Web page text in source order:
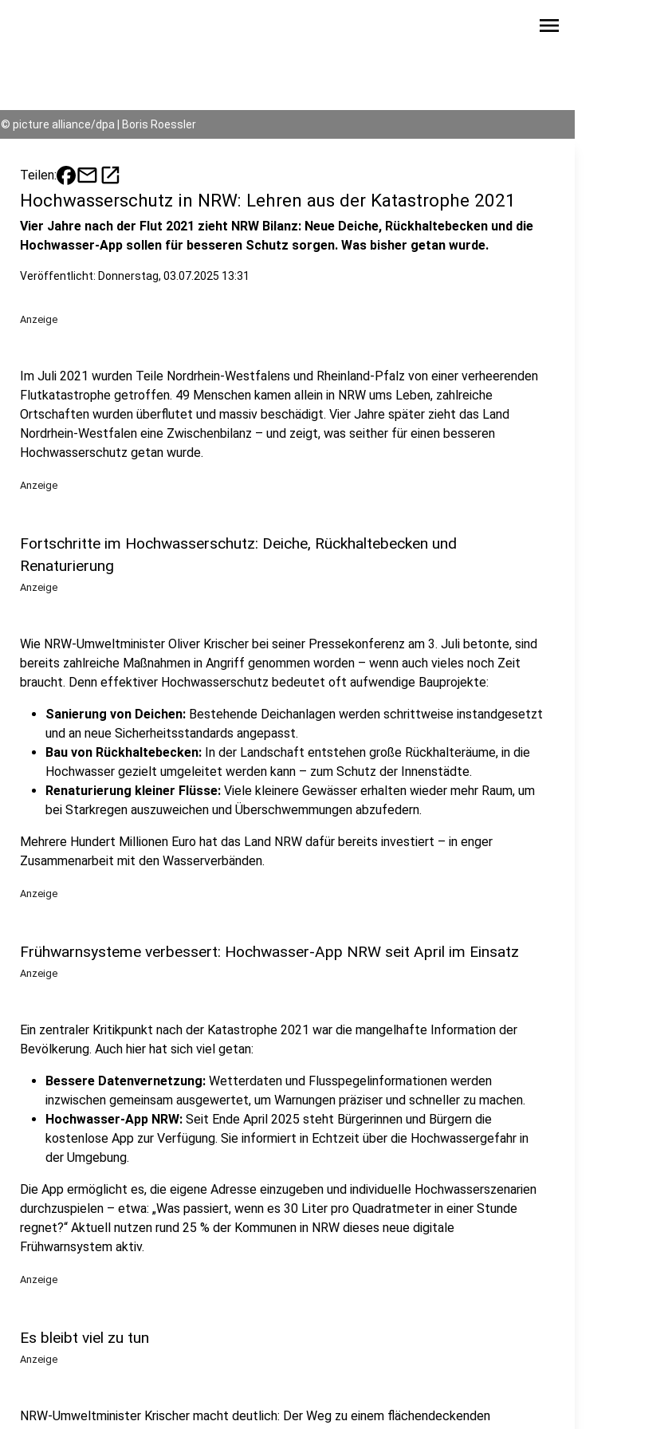
menu
© picture alliance/dpa | Boris Roessler
Teilen: mailopen_in_new
Hochwasserschutz in NRW: Lehren aus der Katastrophe 2021
Vier Jahre nach der Flut 2021 zieht NRW Bilanz: Neue Deiche, Rückhaltebecken und die
Hochwasser-App sollen für besseren Schutz sorgen. Was bisher getan wurde.
Veröffentlicht: Donnerstag, 03.07.2025 13:31
Anzeige
Im Juli 2021 wurden Teile Nordrhein-Westfalens und Rheinland-Pfalz von einer verheerenden
Flutkatastrophe getroffen. 49 Menschen kamen allein in NRW ums Leben, zahlreiche
Ortschaften wurden überflutet und massiv beschädigt. Vier Jahre später zieht das Land
Nordrhein-Westfalen eine Zwischenbilanz – und zeigt, was seither für einen besseren
Hochwasserschutz getan wurde.
Anzeige
Fortschritte im Hochwasserschutz: Deiche, Rückhaltebecken und
Renaturierung
Anzeige
Wie NRW-Umweltminister Oliver Krischer bei seiner Pressekonferenz am 3. Juli betonte, sind
bereits zahlreiche Maßnahmen in Angriff genommen worden – wenn auch vieles noch Zeit
braucht. Denn effektiver Hochwasserschutz bedeutet oft aufwendige Bauprojekte:
Sanierung von Deichen: Bestehende Deichanlagen werden schrittweise instandgesetzt
und an neue Sicherheitsstandards angepasst.
Bau von Rückhaltebecken: In der Landschaft entstehen große Rückhalteräume, in die
Hochwasser gezielt umgeleitet werden kann – zum Schutz der Innenstädte.
Renaturierung kleiner Flüsse: Viele kleinere Gewässer erhalten wieder mehr Raum, um
bei Starkregen auszuweichen und Überschwemmungen abzufedern.
Mehrere Hundert Millionen Euro hat das Land NRW dafür bereits investiert – in enger
Zusammenarbeit mit den Wasserverbänden.
Anzeige
Frühwarnsysteme verbessert: Hochwasser-App NRW seit April im Einsatz
Anzeige
Ein zentraler Kritikpunkt nach der Katastrophe 2021 war die mangelhafte Information der
Bevölkerung. Auch hier hat sich viel getan:
Bessere Datenvernetzung: Wetterdaten und Flusspegelinformationen werden
inzwischen gemeinsam ausgewertet, um Warnungen präziser und schneller zu machen.
Hochwasser-App NRW: Seit Ende April 2025 steht Bürgerinnen und Bürgern die
kostenlose App zur Verfügung. Sie informiert in Echtzeit über die Hochwassergefahr in
der Umgebung.
Die App ermöglicht es, die eigene Adresse einzugeben und individuelle Hochwasserszenarien
durchzuspielen – etwa: „Was passiert, wenn es 30 Liter pro Quadratmeter in einer Stunde
regnet?“ Aktuell nutzen rund 25 % der Kommunen in NRW dieses neue digitale
Frühwarnsystem aktiv.
Anzeige
Es bleibt viel zu tun
Anzeige
NRW-Umweltminister Krischer macht deutlich: Der Weg zu einem flächendeckenden